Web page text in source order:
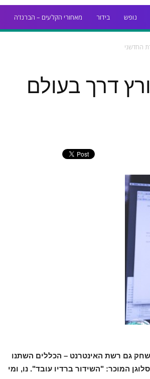
נופש בידור מאחורי הקלעים – הברנז'ה
החדשני
דרך בעולם
גם רשת האינטרנט – הכללים השתנו
המוכר: "השידור ברדיו עובד". נו, ומי